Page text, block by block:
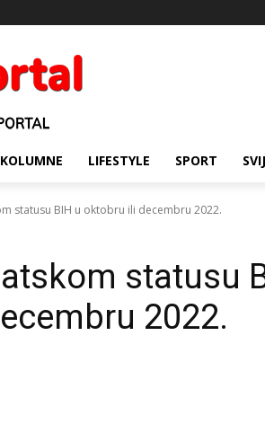
KOLUMNE LIFESTYLE SPORT
statusu BIH u oktobru ili decembru 2022.
statusu
2022.